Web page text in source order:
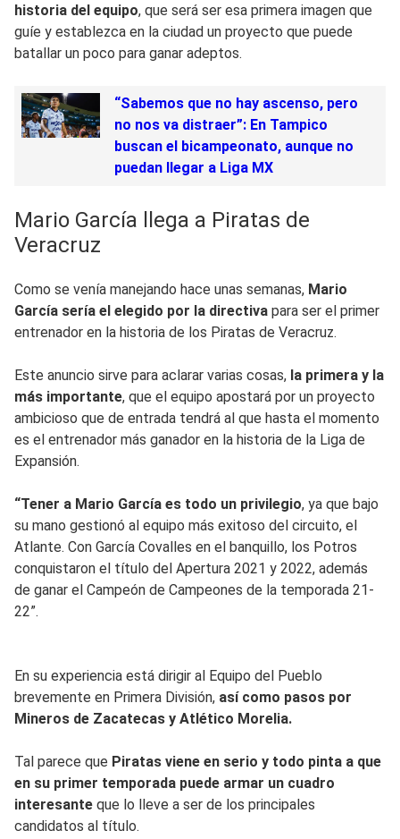
historia del equipo, que será ser esa primera imagen que
guíe y establezca en la ciudad un proyecto que puede
batallar un poco para ganar adeptos.
“Sabemos que no hay ascenso, pero
no nos va distraer”: En Tampico
buscan el bicampeonato, aunque no
puedan llegar a Liga MX
Mario García llega a Piratas de
Veracruz
Como se venía manejando hace unas semanas, Mario
García sería el elegido por la directiva para ser el primer
entrenador en la historia de los Piratas de Veracruz.
Este anuncio sirve para aclarar varias cosas, la primera y la
más importante, que el equipo apostará por un proyecto
ambicioso que de entrada tendrá al que hasta el momento
es el entrenador más ganador en la historia de la Liga de
Expansión.
“Tener a Mario García es todo un privilegio, ya que bajo
su mano gestionó al equipo más exitoso del circuito, el
Atlante. Con García Covalles en el banquillo, los Potros
conquistaron el título del Apertura 2021 y 2022, además
de ganar el Campeón de Campeones de la temporada 21-
22”.
En su experiencia está dirigir al Equipo del Pueblo
brevemente en Primera División, así como pasos por
Mineros de Zacatecas y Atlético Morelia.
Tal parece que Piratas viene en serio y todo pinta a que
en su primer temporada puede armar un cuadro
interesante que lo lleve a ser de los principales
candidatos al título.